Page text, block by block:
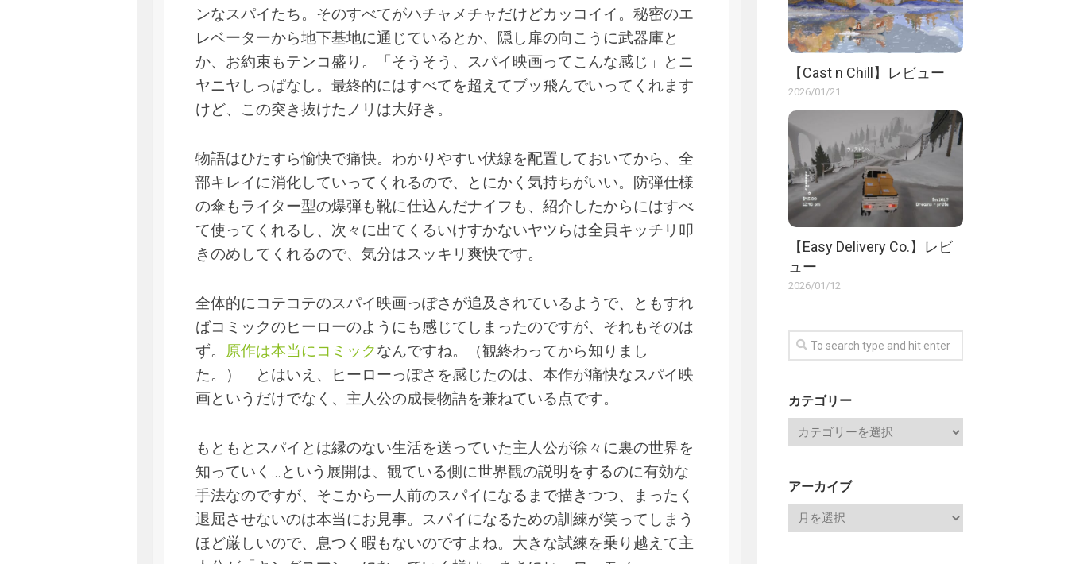
ンなスパイたち。そのすべてがハチャメチャだけどカッコイイ。秘密のエ
レベーターから地下基地に通じているとか、隠し扉の向こうに武器庫と
か、お約束もテンコ盛り。「そうそう、スパイ映画ってこんな感じ」とニ
ヤニヤしっぱなし。最終的にはすべてを超えてブッ飛んでいってくれます
けど、この突き抜けたノリは大好き。
物語はひたすら愉快で痛快。わかりやすい伏線を配置しておいてから、全
部キレイに消化していってくれるので、とにかく気持ちがいい。防弾仕様
の傘もライター型の爆弾も靴に仕込んだナイフも、紹介したからにはすべ
て使ってくれるし、次々に出てくるいけすかないヤツらは全員キッチリ叩
きのめしてくれるので、気分はスッキリ爽快です。
全体的にコテコテのスパイ映画っぽさが追及されているようで、ともすれ
ばコミックのヒーローのようにも感じてしまったのですが、それもそのは
ず。 原作は本当にコミックなんですね。（観終わってから知りまし
た。） とはいえ、ヒーローっぽさを感じたのは、本作が痛快なスパイ映
画というだけでなく、主人公の成長物語を兼ねている点です。
もともとスパイとは縁のない生活を送っていた主人公が徐々に裏の世界を
知っていく…という展開は、観ている側に世界観の説明をするのに有効な
手法なのですが、そこから一人前のスパイになるまで描きつつ、まったく
退屈させないのは本当にお見事。スパイになるための訓練が笑ってしまう
ほど厳しいので、息つく暇もないのですよね。大きな試練を乗り越えて主
【Cast n Chill】レビュー
2026/01/21
【Easy Delivery Co.】レビ
ュー
2026/01/12
カテゴリー
アーカイブ